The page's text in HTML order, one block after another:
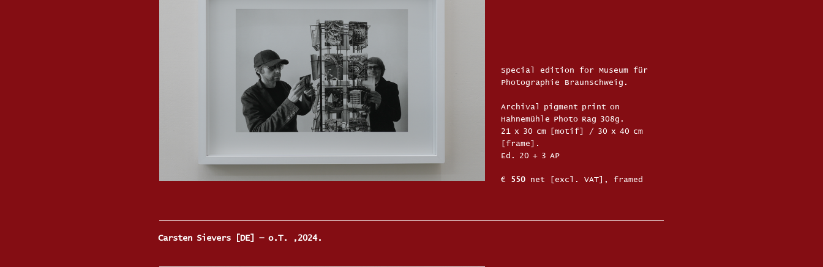
Special edition for Museum für
Photographie Braunschweig.
Archival pigment print on
Hahnemühle Photo Rag 308g.
21 x 30 cm [motif] / 30 x 40 cm
[frame].
Ed. 20 + 3 AP
€ 550net [excl. VAT], framed
Carsten Sievers [DE] — o.T. ,2024.